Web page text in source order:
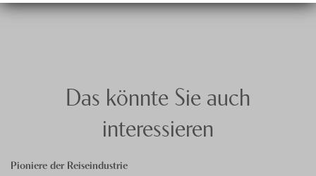
Das könnte Sie auch
interessieren
Pioniere der Reiseindustrie